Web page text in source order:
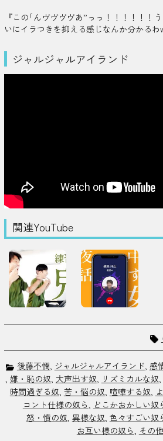
『この｢んヴヴヴヴあ”っっ！！！！！！
いにイラつきを抑える感じなんか分かるわ
ジャルジャルアイランド
関連YouTube
後藤不憫, ジャルジャルアイランド, 感
, 嫌・恥の奴, 大声出す奴, リズミカルな奴,
時間過ぎる奴, 苦・悩の奴, 喧嘩する奴,
コント仕様の奴ら, どこかおかしい奴
怒・憤の奴, 異様な奴, 色々すごい奴
お互い様の奴ら, その